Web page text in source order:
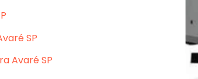
SP
Avaré SP